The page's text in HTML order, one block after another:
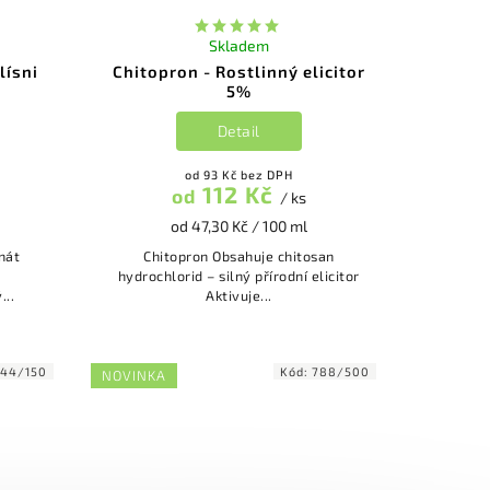
Chitopron - Rostlinný elicitor
5%
Skladem
od 93 Kč bez DPH
od 112 Kč / ks
od 47,30 Kč / 100 ml
Detail
Chitopron Obsahuje chitosan
hydrochlorid – silný přírodní elicitor
Aktivuje...
150 NOVINKA Kód:788/500